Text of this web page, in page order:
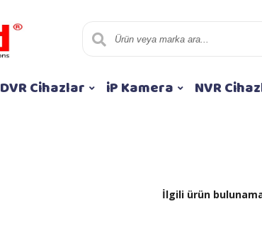
DVR Cihazlar iP Kamera NVR
İlgili ürün